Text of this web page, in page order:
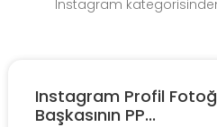
Instagram
Instagram Profil
Başkasının PP...